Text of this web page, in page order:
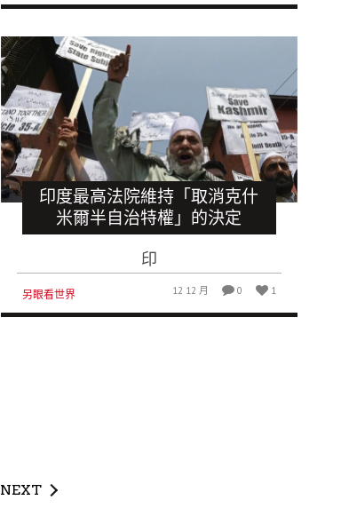
印度最高法院維持「取消克什
米爾半自治特權」的決定
印
另眼看世界 12 12 月 0 1
NEXT